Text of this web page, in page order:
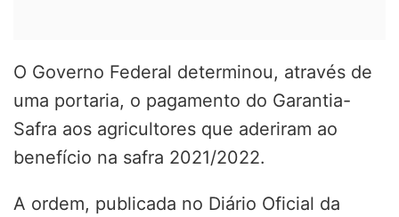
O Governo Federal determinou, através de
uma portaria, o pagamento do Garantia-
Safra aos agricultores que aderiram ao
benefício na safra 2021/2022.
A ordem, publicada no Diário Oficial da